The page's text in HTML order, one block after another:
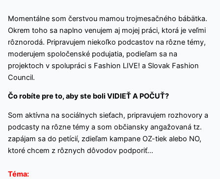
Momentálne som čerstvou mamou trojmesačného bábätka.
Okrem toho sa naplno venujem aj mojej práci, ktorá je veľmi
rôznorodá. Pripravujem niekoľko podcastov na rôzne témy,
moderujem spoločenské podujatia, podieľam sa na
projektoch v spolupráci s Fashion LIVE! a Slovak Fashion
Council.
Čo robíte pre to, aby ste boli VIDIEŤ A POČUŤ?
Som aktívna na sociálnych sieťach, pripravujem rozhovory a
podcasty na rôzne témy a som občiansky angažovaná tz.
zapájam sa do petícií, zdieľam kampane OZ-tiek alebo NO,
ktoré chcem z rôznych dôvodov podporiť…
Téma: